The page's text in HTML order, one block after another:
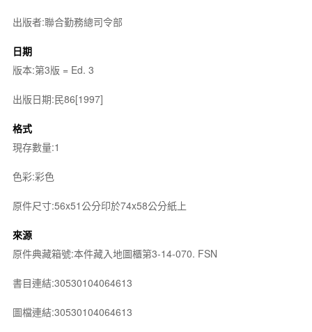
出版者:聯合勤務總司令部
日期
版本:第3版 = Ed. 3
出版日期:民86[1997]
格式
現存數量:1
色彩:彩色
原件尺寸:56x51公分印於74x58公分紙上
來源
原件典藏箱號:本件藏入地圖櫃第3-14-070. FSN
書目連結:30530104064613
圖檔連結:30530104064613